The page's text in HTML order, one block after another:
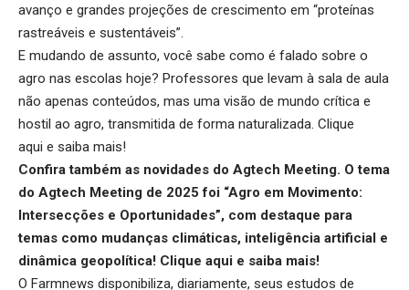
avanço e grandes projeções de crescimento em “proteínas
rastreáveis e sustentáveis”.
E mudando de assunto, você sabe como é falado sobre o
agro nas escolas hoje? Professores que levam à sala de aula
não apenas conteúdos, mas uma visão de mundo crítica e
hostil ao agro, transmitida de forma naturalizada. Clique
aqui e saiba mais!
Confira também as novidades do Agtech Meeting. O tema
do Agtech Meeting de 2025 foi “Agro em Movimento:
Intersecções e Oportunidades”, com destaque para
temas como mudanças climáticas, inteligência artificial e
dinâmica geopolítica! Clique aqui e saiba mais!
O Farmnews disponibiliza, diariamente, seus estudos de